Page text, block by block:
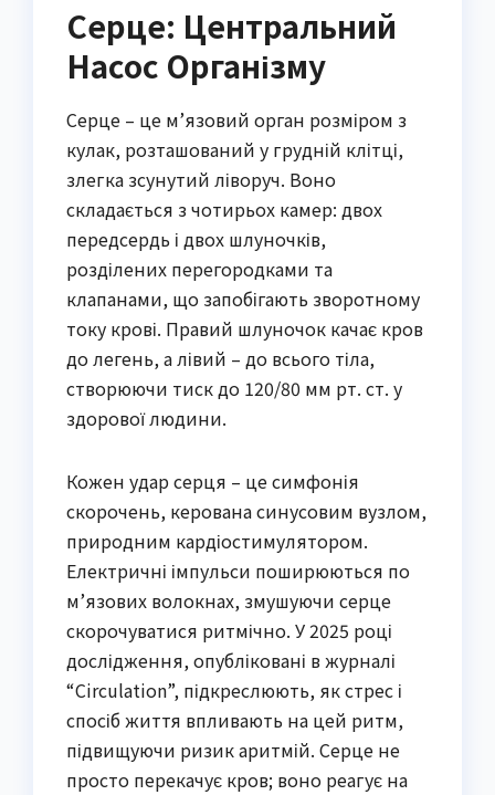
Серце: Центральний
Насос Організму
Серце – це м’язовий орган розміром з
кулак, розташований у грудній клітці,
злегка зсунутий ліворуч. Воно
складається з чотирьох камер: двох
передсердь і двох шлуночків,
розділених перегородками та
клапанами, що запобігають зворотному
току крові. Правий шлуночок качає кров
до легень, а лівий – до всього тіла,
створюючи тиск до 120/80 мм рт. ст. у
здорової людини.
Кожен удар серця – це симфонія
скорочень, керована синусовим вузлом,
природним кардіостимулятором.
Електричні імпульси поширюються по
м’язових волокнах, змушуючи серце
скорочуватися ритмічно. У 2025 році
дослідження, опубліковані в журналі
“Circulation”, підкреслюють, як стрес і
спосіб життя впливають на цей ритм,
підвищуючи ризик аритмій. Серце не
просто перекачує кров; воно реагує на